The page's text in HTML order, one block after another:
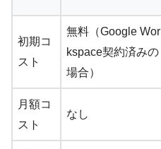
初期コ
スト
無料（Google Wor
kspace契約済みの
場合）
月額コ
スト
なし